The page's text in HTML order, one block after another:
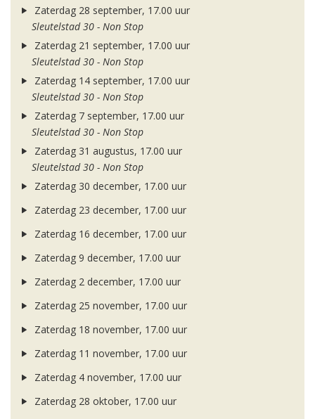
Zaterdag 28 september, 17.00 uur
Sleutelstad 30 - Non Stop
Zaterdag 21 september, 17.00 uur
Sleutelstad 30 - Non Stop
Zaterdag 14 september, 17.00 uur
Sleutelstad 30 - Non Stop
Zaterdag 7 september, 17.00 uur
Sleutelstad 30 - Non Stop
Zaterdag 31 augustus, 17.00 uur
Sleutelstad 30 - Non Stop
Zaterdag 30 december, 17.00 uur
Zaterdag 23 december, 17.00 uur
Zaterdag 16 december, 17.00 uur
Zaterdag 9 december, 17.00 uur
Zaterdag 2 december, 17.00 uur
Zaterdag 25 november, 17.00 uur
Zaterdag 18 november, 17.00 uur
Zaterdag 11 november, 17.00 uur
Zaterdag 4 november, 17.00 uur
Zaterdag 28 oktober, 17.00 uur